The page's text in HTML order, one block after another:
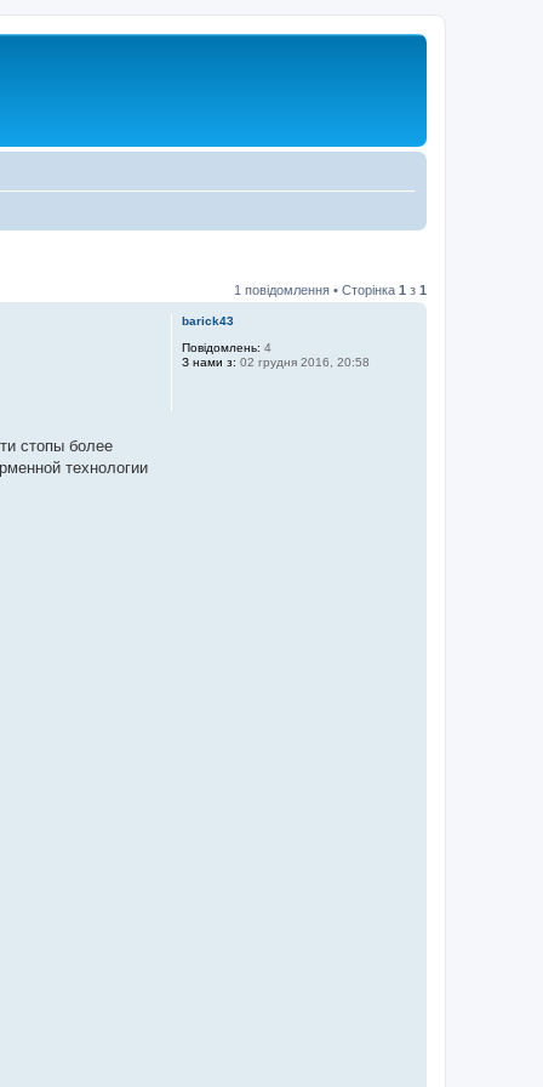
1 повідомлення • Сторінка 1 з 1
barick43
Повідомлень: 4
З нами з: 02 грудня 2016, 20:58
стопы более
технологии